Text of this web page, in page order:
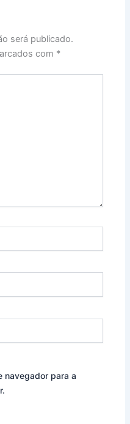
será publicado.
com *
navegador para a